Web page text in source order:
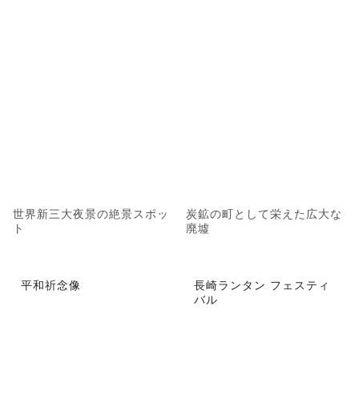
世界新三大夜景の絶景スポッ
ト
炭鉱の町として栄えた広大な
廃墟
平和祈念像
長崎ランタン フェスティ
バル